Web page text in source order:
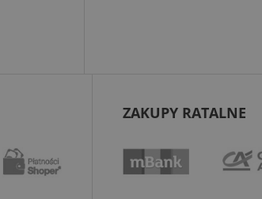
ZAKUPY RATALNE